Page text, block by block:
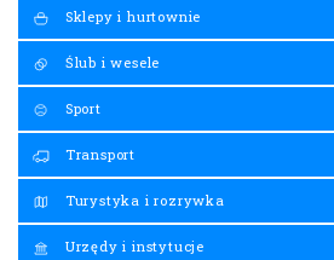
Sklepy i hurtownie
Ślub i wesele
Sport
Transport
Turystyka i rozrywka
Urzędy i instytucje